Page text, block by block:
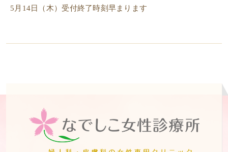
5月14日（木）受付終了時刻早まります